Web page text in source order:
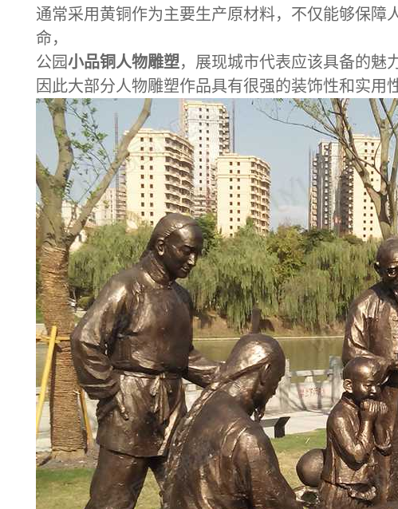
通常采用黄铜作为主要生产原材料，不仅能够保
命，
公园小品铜人物雕塑，展现城市代表应该具备的魅
因此大部分人物雕塑作品具有很强的装饰性和实用性